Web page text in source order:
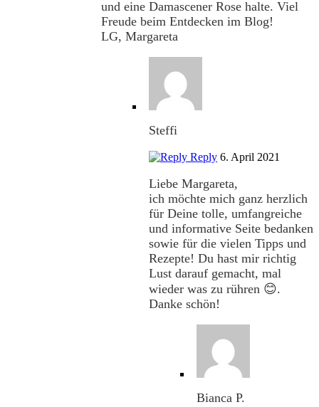
und eine Damascener Rose halte. Viel
Freude beim Entdecken im Blog!
LG, Margareta
Steffi
Reply 6. April 2021
Liebe Margareta,
ich möchte mich ganz herzlich
für Deine tolle, umfangreiche
und informative Seite bedanken
sowie für die vielen Tipps und
Rezepte! Du hast mir richtig
Lust darauf gemacht, mal
wieder was zu rühren 😊.
Danke schön!
Bianca P.